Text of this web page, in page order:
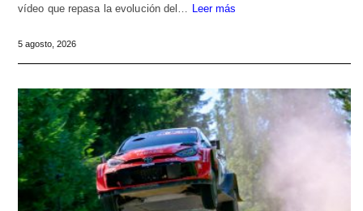
vídeo que repasa la evolución del… Leer más
5 agosto, 2026